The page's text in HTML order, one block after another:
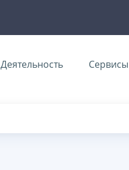
Деятельность Сервисы